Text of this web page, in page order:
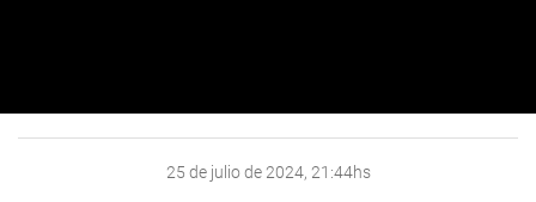
25 de julio de 2024, 21:44hs